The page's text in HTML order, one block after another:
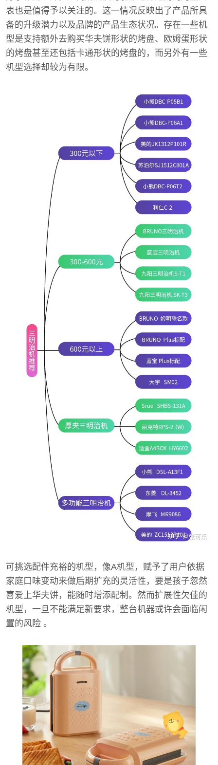
表也是值得予以关注的。这一情况反映出了产品所具
备的升级潜力以及品牌的产品生态状况。存在一些机
型是支持额外去购买华夫饼形状的烤盘、欧姆蛋形状
的烤盘甚至还包括卡通形状的烤盘的，而另外有一些
机型选择却较为有限。
可挑选配件充裕的机型，像A机型，赋予了用户依据
家庭口味变动来做后期扩充的灵活性，要是孩子忽然
喜爱上华夫饼，能随时增添配制。然而扩展性欠佳的
机型，一旦不能满足新要求，整台机器或许会面临闲
置的风险 。